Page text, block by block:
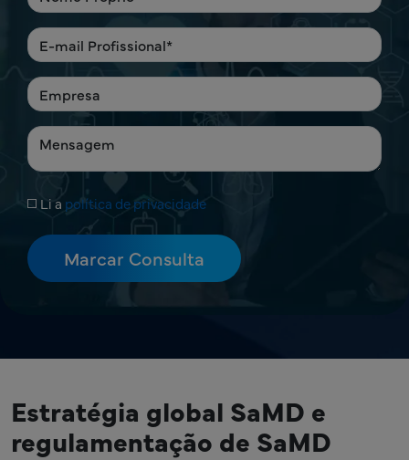
Li a política de privacidade
Estratégia global SaMD e
regulamentação de SaMD